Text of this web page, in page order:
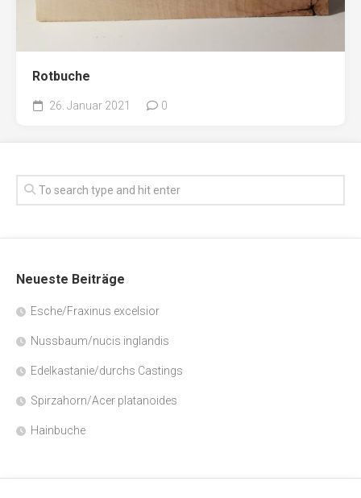
Rotbuche
26. Januar 2021 0
Neueste Beiträge
Esche/Fraxinus excelsior
Nussbaum/nucis inglandis
Edelkastanie/durchs Castings
Spirzahorn/Acer platanoides
Hainbuche